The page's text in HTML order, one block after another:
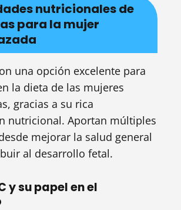
nutricionales de
para la mujer
una opción excelente para
la dieta de las mujeres
gracias a su rica
nutricional. Aportan múltiples
mejorar la salud general
al desarrollo fetal.
y su papel en el